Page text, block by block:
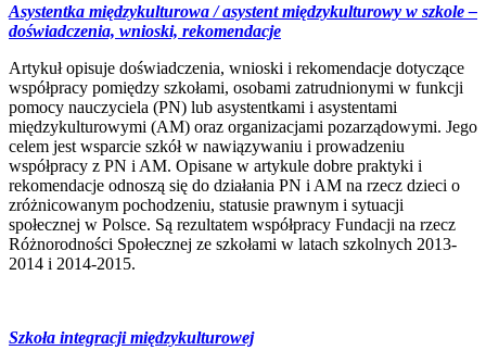
Asystentka międzykulturowa / asystent międzykulturowy w szkole –
doświadczenia, wnioski, rekomendacje
Artykuł opisuje doświadczenia, wnioski i rekomendacje dotyczące
współpracy pomiędzy szkołami, osobami zatrudnionymi w funkcji
pomocy nauczyciela (PN) lub asystentkami i asystentami
międzykulturowymi (AM) oraz organizacjami pozarządowymi. Jego
celem jest wsparcie szkół w nawiązywaniu i prowadzeniu
współpracy z PN i AM. Opisane w artykule dobre praktyki i
rekomendacje odnoszą się do działania PN i AM na rzecz dzieci o
zróżnicowanym pochodzeniu, statusie prawnym i sytuacji
społecznej w Polsce. Są rezultatem współpracy Fundacji na rzecz
Różnorodności Społecznej ze szkołami w latach szkolnych 2013-
2014 i 2014-2015.
Szkoła integracji międzykulturowej